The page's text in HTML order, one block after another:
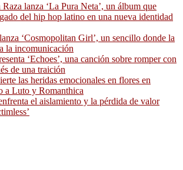
lanza ‘La Pura Neta’, un álbum que
del hip hop latino en una nueva identidad
‘Cosmopolitan Girl’, un sencillo donde la
la incomunicación
‘Echoes’, una canción sobre romper con
de una traición
las heridas emocionales en flores en
a Luto y Romanthica
el aislamiento y la pérdida de valor